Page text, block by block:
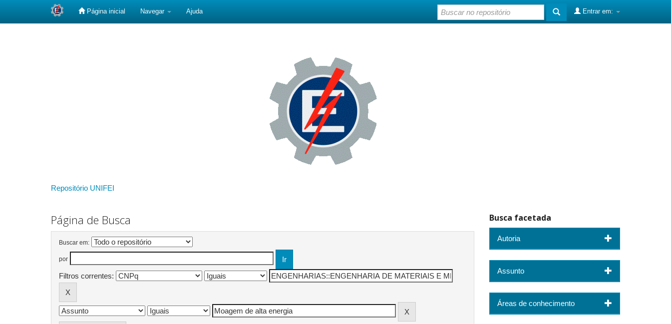
Página inicial Navegar Ajuda Entrar em:
Repositório UNIFEI
Página de Busca
Buscar em:
por
Filtros correntes:
Busca facetada
Autoria
Assunto
Áreas de conhecimento